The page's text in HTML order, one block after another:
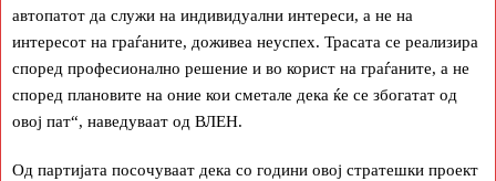
автопатот да служи на индивидуални интереси, а не на
интересот на граѓаните, доживеа неуспех. Трасата се реализира
според професионално решение и во корист на граѓаните, а не
според плановите на оние кои сметале дека ќе се збогатат од
овој пат“, наведуваат од ВЛЕН.
Од партијата посочуваат дека со години овој стратешки проект